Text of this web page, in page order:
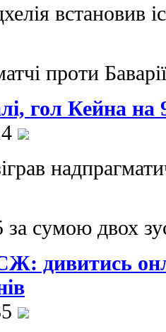
встановив
проти
гол Кейна на
сумою двох
дивитись